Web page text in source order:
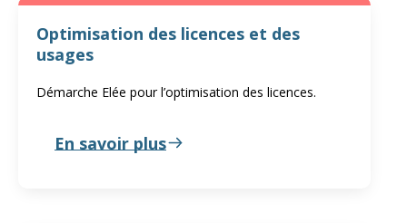
Optimisation des licences et des
usages
Démarche Elée pour l’optimisation des licences.
En savoir plus